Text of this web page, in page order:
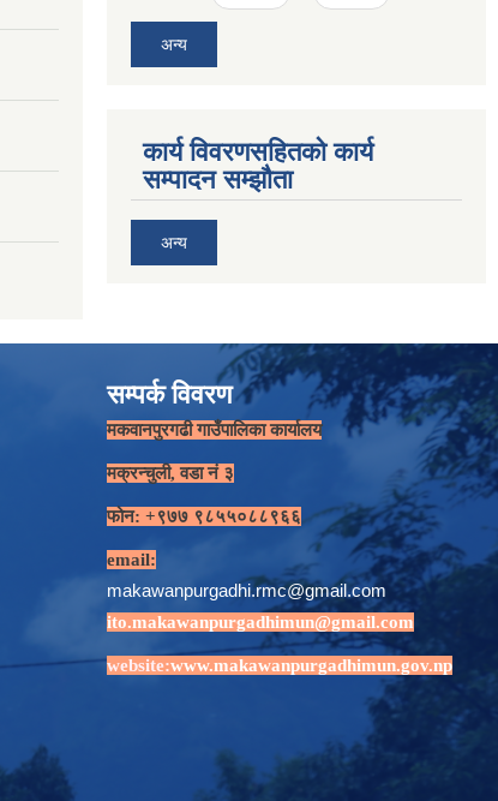
अन्य
कार्य विवरणसहितको कार्य
सम्पादन सम्झौता
अन्य
सम्पर्क विवरण
मकवानपुरगढी गाउँपालिका कार्यालय
मक्रन्चुली, वडा नं ३
फोन: +९७७ ९८५५०८८९६६
email:
makawanpurgadhi.rmc@gmail.com
ito.makawanpurgadhimun@gmail.com
website:www.makawanpurgadhimun.gov.np